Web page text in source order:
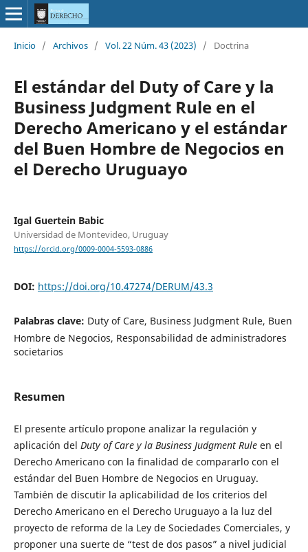
Inicio / Archivos / Vol. 22 Núm. 43 (2023) / Doctrina
El estándar del Duty of Care y la
Business Judgment Rule en el
Derecho Americano y el estándar
del Buen Hombre de Negocios en
el Derecho Uruguayo
Igal Guertein Babic
Universidad de Montevideo, Uruguay
https://orcid.org/0009-0004-5593-0886
DOI: https://doi.org/10.47274/DERUM/43.3
Palabras clave: Duty of Care, Business Judgment Rule, Buen
Hombre de Negocios, Responsabilidad de administradores
societarios
Resumen
El presente artículo propone analizar la regulación y
aplicación del Duty of Care y la Business Judgment Rule en el
Derecho Americano con la finalidad de compararlo con el
estándar del Buen Hombre de Negocios en Uruguay.
También de discutir la aplicabilidad de los criterios del
Derecho Americano en el Derecho Uruguayo a la luz del
proyecto de reforma de la Ley de Sociedades Comerciales, y
proponer una suerte de “test de dos pasos” a nivel judicial